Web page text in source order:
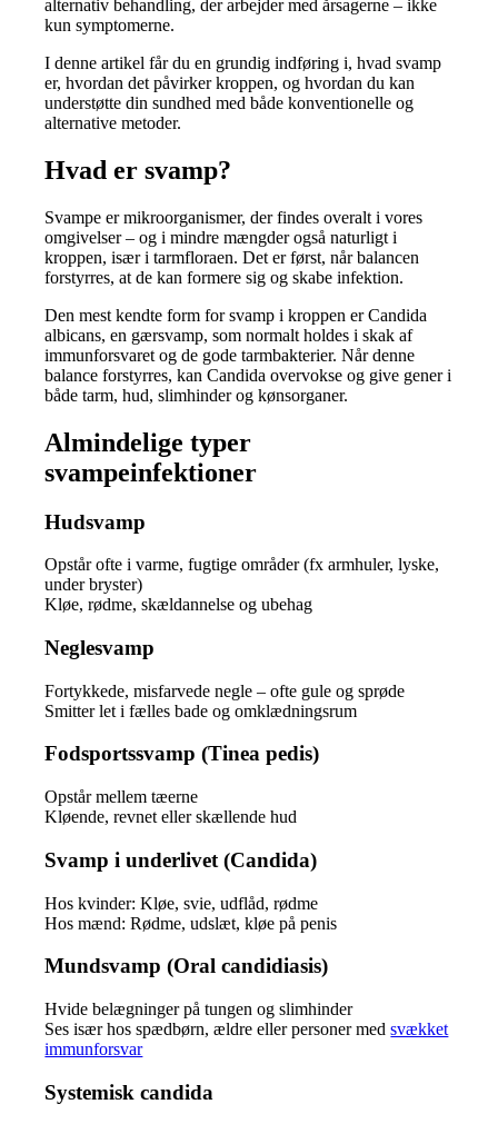
alternativ behandling, der arbejder med årsagerne – ikke
kun symptomerne.
I denne artikel får du en grundig indføring i, hvad svamp
er, hvordan det påvirker kroppen, og hvordan du kan
understøtte din sundhed med både konventionelle og
alternative metoder.
Hvad er svamp?
Svampe er mikroorganismer, der findes overalt i vores
omgivelser – og i mindre mængder også naturligt i
kroppen, især i tarmfloraen. Det er først, når balancen
forstyrres, at de kan formere sig og skabe infektion.
Den mest kendte form for svamp i kroppen er Candida
albicans, en gærsvamp, som normalt holdes i skak af
immunforsvaret og de gode tarmbakterier. Når denne
balance forstyrres, kan Candida overvokse og give gener i
både tarm, hud, slimhinder og kønsorganer.
Almindelige typer
svampeinfektioner
Hudsvamp
Opstår ofte i varme, fugtige områder (fx armhuler, lyske,
under bryster)
Kløe, rødme, skældannelse og ubehag
Neglesvamp
Fortykkede, misfarvede negle – ofte gule og sprøde
Smitter let i fælles bade og omklædningsrum
Fodsportssvamp (Tinea pedis)
Opstår mellem tæerne
Kløende, revnet eller skællende hud
Svamp i underlivet (Candida)
Hos kvinder: Kløe, svie, udflåd, rødme
Hos mænd: Rødme, udslæt, kløe på penis
Mundsvamp (Oral candidiasis)
Hvide belægninger på tungen og slimhinder
Ses især hos spædbørn, ældre eller personer medsvækket
immunforsvar
Systemisk candida